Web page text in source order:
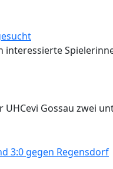
interessierte
Gossau zwei